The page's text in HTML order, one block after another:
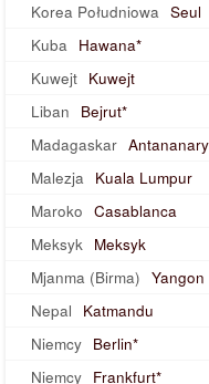
Korea Południowa Seul
Kuba Hawana*
Kuwejt Kuwejt
Liban
Bejrut*
Madagaskar
Malezja Kuala Lumpur
Maroko Casablanca
Meksyk Meksyk
Mjanma (Birma) Yangon
Nepal
Katmandu
Niemcy Berlin*
Niemcy Frankfurt*